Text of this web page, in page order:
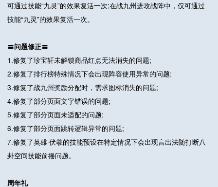
可通过技能“九灵”的效果复活一次;在战九州进攻战阵中，仅可通过
技能“九灵”的效果复活一次。
〓问题修正〓
1.修复了珍宝轩未解锁商品红点无法消失的问题;
2.修复了排行榜特殊情况下会出现阵容使用异常的问题;
3.修复了战九州奖励分配时，需求图标消失的问题;
4.修复了部分页面文字错误的问题;
5.修复了部分页面未适配的问题;
6.修复了部分页面跳转逻辑异常的问题;
7.修复了英雄·伏羲的技能预设在特定情况下会出现言出法随打断八
卦空间技能前摇问题。
周年礼